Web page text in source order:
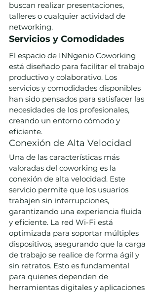
buscan realizar presentaciones,
talleres o cualquier actividad de
networking.
Servicios y Comodidades
El espacio de INNgenio Coworking
está diseñado para facilitar el trabajo
productivo y colaborativo. Los
servicios y comodidades disponibles
han sido pensados para satisfacer las
necesidades de los profesionales,
creando un entorno cómodo y
eficiente.
Conexión de Alta Velocidad
Una de las características más
valoradas del coworking es la
conexión de alta velocidad. Este
servicio permite que los usuarios
trabajen sin interrupciones,
garantizando una experiencia fluida
y eficiente. La red Wi-Fi está
optimizada para soportar múltiples
dispositivos, asegurando que la carga
de trabajo se realice de forma ágil y
sin retratos. Esto es fundamental
para quienes dependen de
herramientas digitales y aplicaciones